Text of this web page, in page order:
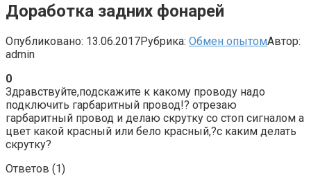
Доработка задних фонарей
Опубликовано: 13.06.2017Рубрика: Обмен опытомАвтор:
admin
0
Здравствуйте,подскажите к какому проводу надо
подключить гарбаритный провод!? отрезаю
гарбаритный провод и делаю скрутку со стоп сигналом а
цвет какой красный или бело красный,?с каким делать
скрутку?
Ответов (1)